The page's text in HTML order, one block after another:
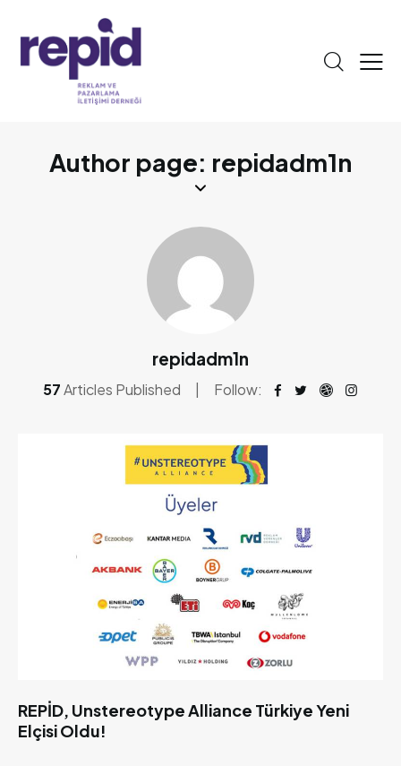
Author page: repidadm1n
repidadm1n
57Articles Published Follow:
REPİD, Unstereotype Alliance Türkiye Yeni
Elçisi Oldu!